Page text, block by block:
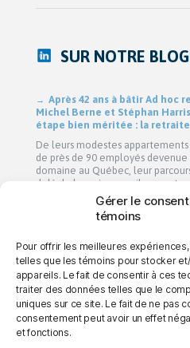
Gérer le
témoins
Pour offrir les meilleures
telles que les témoins pour stocker
appareils. Le fait de consentir à ces
traiter des données telles que le
uniques sur ce site. Le fait de ne pas
consentement peut avoir un effet
et fonctions.
SUR NOTRE
Après 42 ans à bâtir Ad hoc
Michel Berne et Stéphan
étape bien méritée : la
De leurs modestes
de près de 90 employés
domaine au Québec, leur
delà de la croissance, ils auront
profondément humaine fondée
bienveillance et le plaisir de
transition a été amorcée […]
→ NOUS JOINDRE →